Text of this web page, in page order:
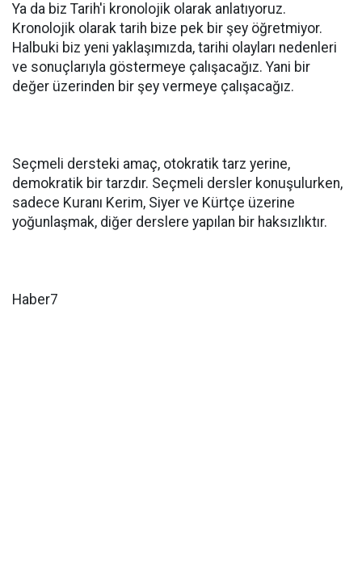
Ya da biz Tarih'i kronolojik olarak anlatıyoruz.
Kronolojik olarak tarih bize pek bir şey öğretmiyor.
Halbuki biz yeni yaklaşımızda, tarihi olayları nedenleri
ve sonuçlarıyla göstermeye çalışacağız. Yani bir
değer üzerinden bir şey vermeye çalışacağız.
Seçmeli dersteki amaç, otokratik tarz yerine,
demokratik bir tarzdır. Seçmeli dersler konuşulurken,
sadece Kuranı Kerim, Siyer ve Kürtçe üzerine
yoğunlaşmak, diğer derslere yapılan bir haksızlıktır.
Haber7